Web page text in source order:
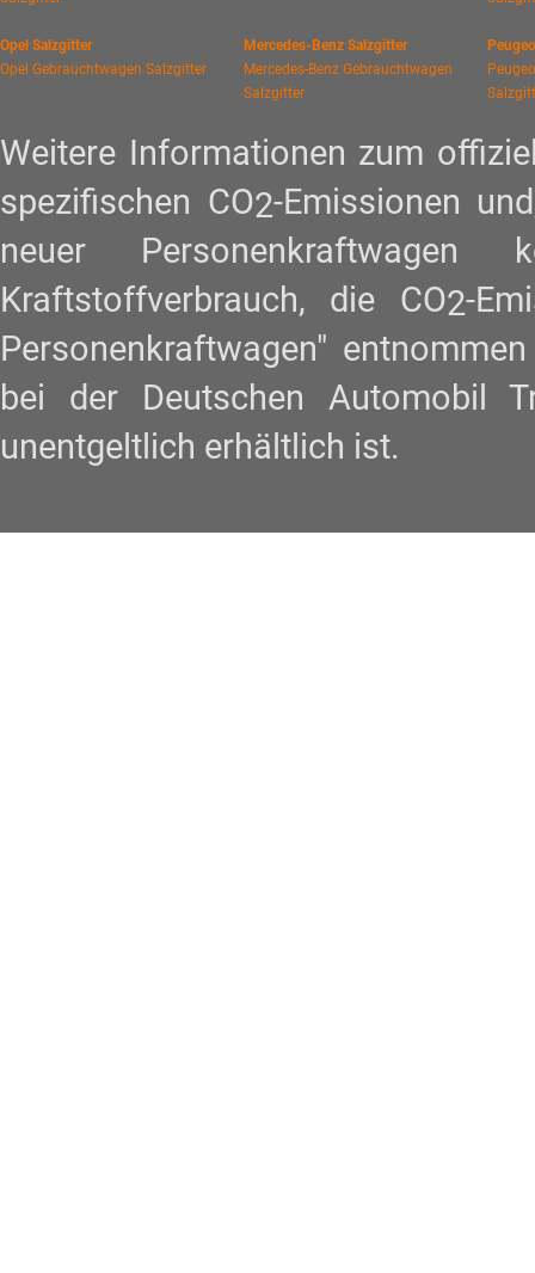
Opel Salzgitter
Opel Gebrauchtwagen Salzgitter
Mercedes-Benz Salzgitter
Mercedes-Benz Gebrauchtwagen
Salzgitter
Weitere Informationen zum
spezifischen CO2-Emissionen
neuer
Kraftstoffverbrauch, die CO2-
Personenkraftwagen"
bei der Deutschen Automobil
unentgeltlich erhältlich ist.